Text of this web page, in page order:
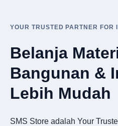
YOUR TRUSTED PARTNER FOR
Belanja
Bangunan &
Lebih Mudah
SMS Store adalah Your